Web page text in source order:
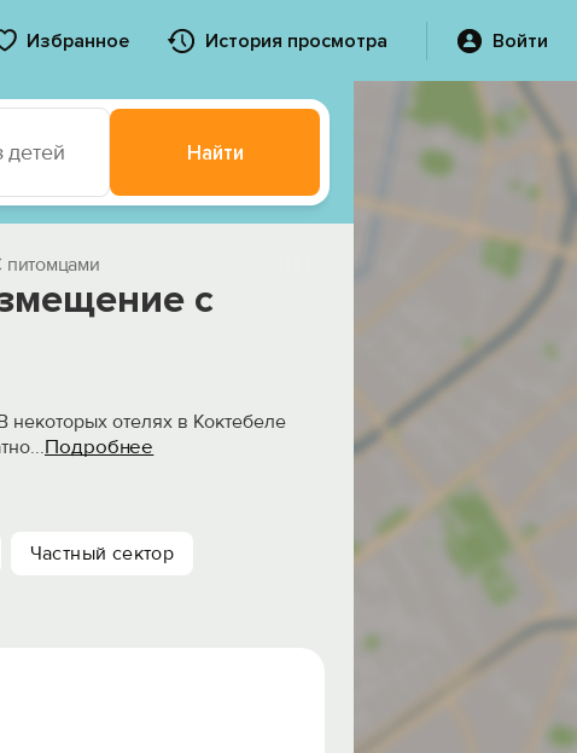
Избранное История просмотра Войти
детей Найти
питомцами
с
некоторых отелях в Коктебеле
...Подробнее
Частный сектор